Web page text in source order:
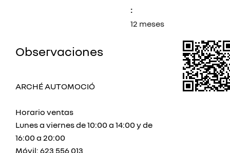
:
12 meses
Observaciones
ARCHÉ AUTOMOCIÓ
Horario ventas
Lunes a viernes de 10:00 a 14:00 y de
16:00 a 20:00
Móvil: 623 556 013